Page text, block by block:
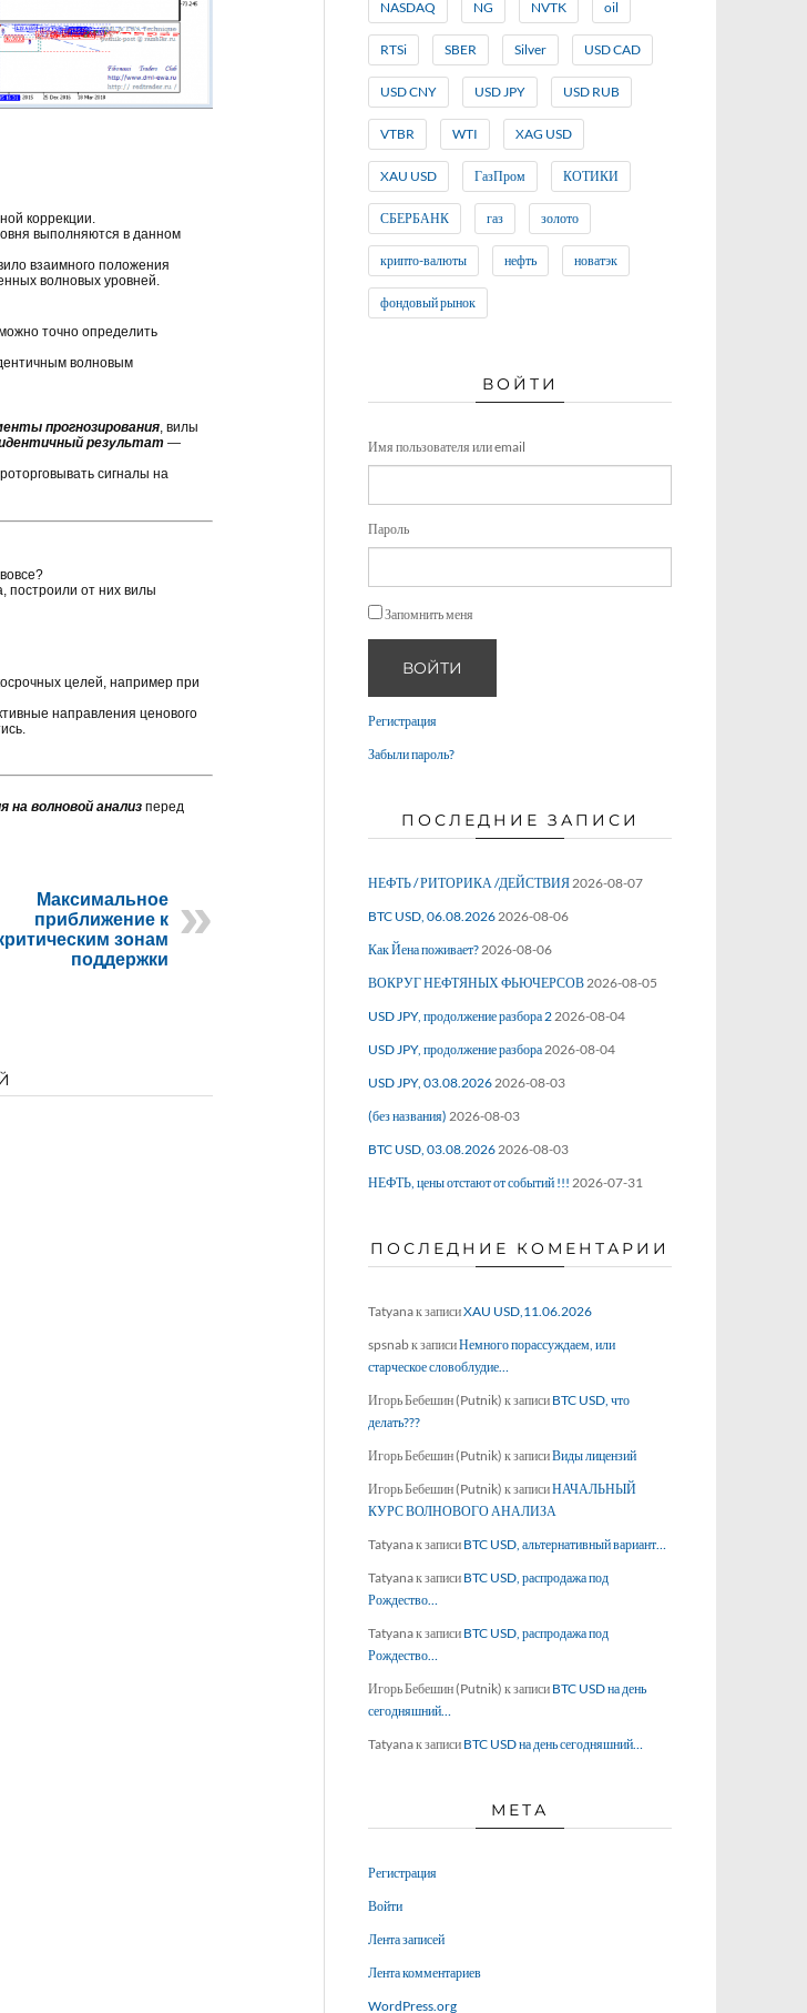
коррекции.
выполняются в данном
взаимного положения
волновых уровней.
точно определить
волновым
прогнозирования, вилы
результат —
сигналы на
построили от них вилы
целей, например при
направления ценового
на волновой анализ перед
Максимальное
приближение к
зонам
поддержки
NASDAQ NG NVTK oil
RTSi SBER Silver USD CAD
USD CNY USD JPY USD RUB
VTBR WTI XAG USD
XAU USD ГазПром КОТИКИ
СБЕРБАНК газ золото
крипто-валюты нефть новатэк
фондовый рынок
ВОЙТИ
Имя пользователя или email
Пароль
Запомнить меня
ВОЙТИ
Регистрация
Забыли пароль?
ПОСЛЕДНИЕ ЗАПИСИ
НЕФТЬ / РИТОРИКА /ДЕЙСТВИЯ2026-08-07
BTC USD, 06.08.20262026-08-06
Как Йена поживает?2026-08-06
ВОКРУГ НЕФТЯНЫХ ФЬЮЧЕРСОВ2026-08-05
USD JPY, продолжение разбора 22026-08-04
USD JPY, продолжение разбора2026-08-04
USD JPY, 03.08.20262026-08-03
(без названия) 2026-08-03
BTC USD, 03.08.20262026-08-03
НЕФТЬ, цены отстают от событий !!! 2026-07-31
ПОСЛЕДНИЕ КОМЕНТАРИИ
Tatyanaк записиXAU USD,11.06.2026
spsnabк записиНемного порассуждаем, или
старческое словоблудие…
Игорь Бебешин (Putnik) к записи BTC USD, что
делать???
Игорь Бебешин (Putnik) к записиВиды лицензий
Игорь Бебешин (Putnik) к записиНАЧАЛЬНЫЙ
КУРС ВОЛНОВОГО АНАЛИЗА
Tatyanaк записи BTC USD, альтернативный вариант…
Tatyanaк записи BTC USD, распродажа под
Рождество…
Tatyanaк записи BTC USD, распродажа под
Рождество…
Игорь Бебешин (Putnik) к записи BTC USD на день
сегодняшний…
Tatyanaк записи BTC USD на день сегодняшний…
МЕТА
Регистрация
Войти
Лента записей
Лента комментариев
WordPress.org